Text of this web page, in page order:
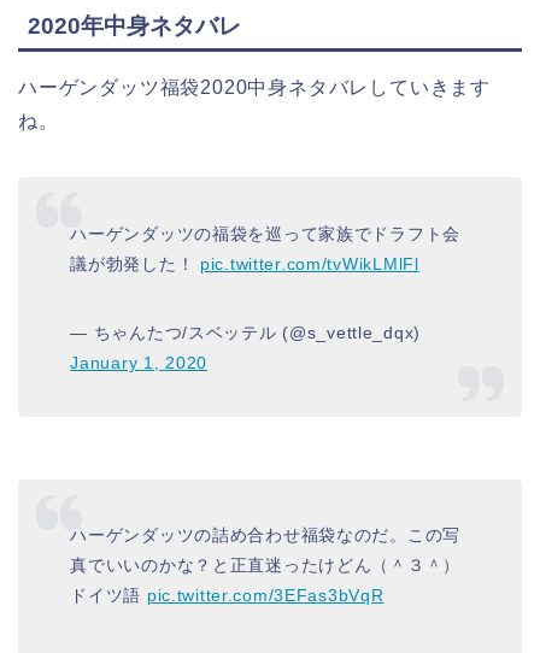
2020年中身ネタバレ
ハーゲンダッツ福袋2020中身ネタバレしていきます
ね。
ハーゲンダッツの福袋を巡って家族でドラフト会
議が勃発した！ pic.twitter.com/tvWikLMlFl
— ちゃんたつ/スベッテル (@s_vettle_dqx)
January 1, 2020
ハーゲンダッツの詰め合わせ福袋なのだ。この写
真でいいのかな？と正直迷ったけどん（＾３＾）
ドイツ語 pic.twitter.com/3EFas3bVqR